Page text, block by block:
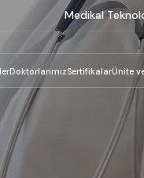
Medikal
DoktorlarımızSertifikalarÜnite